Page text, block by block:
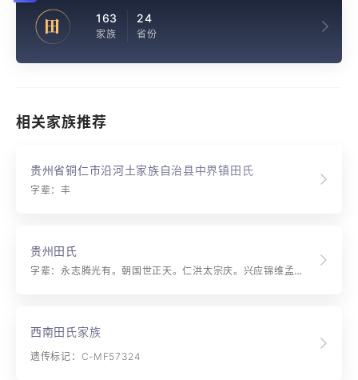
田 163
家族
24
省份
相关家族推荐
贵州省铜仁市沿河土家族自治县中界镇田氏
字辈：丰
贵州田氏
字辈：永志腾光有。朝国世正天。仁洪太宗庆。兴应锦维孟。发开德胜强。进绍先家成。胡禄冬勇康。云兰美万良。文学义中金。富贵荣华昌。
西南田氏家族
遗传标记：C-MF57324